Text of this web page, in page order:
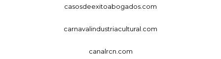
casosdeexitoabogados.com
carnavalindustriacultural.com
canalrcn.com